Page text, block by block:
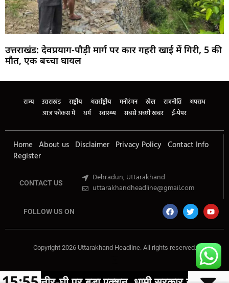
उत्तराखंड: देवप्रयाग-पौड़ी मार्ग पर कार गहरी खाई में गिरी, 5 की
मौत, एक बच्चा घायल
राज्य उत्तराखंड राष्ट्रीय अंतर्राष्ट्रीय मनोरंजन खेल राजनीति
अपराध
आज फोकस में
धर्म स्वास्थ्य सबसे अच्छी खबर ई-पेपर
Home About us Disclaimer Privacy Policy Contact Info
Register
CONTACT US
Dehradun, Uttarakhand
uttarakhandheadline@gmail.com
FOLLOW US ON
Copyright 2026 Uttarakhand Headline. All rights reserved.